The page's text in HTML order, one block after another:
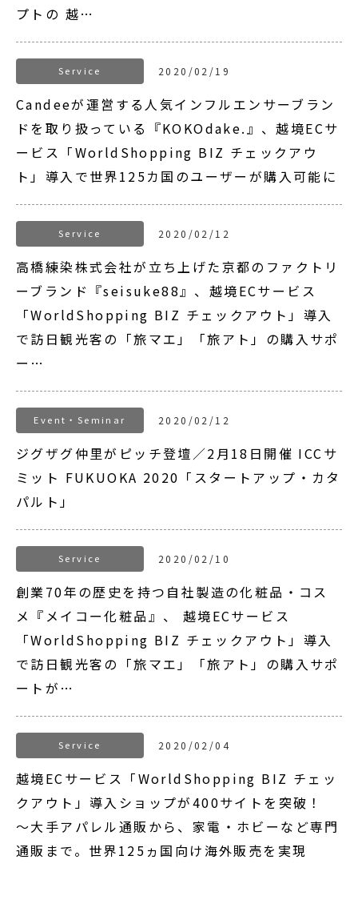
プトの 越…
Service 2020/02/19
Candeeが運営する人気インフルエンサーブラン
ドを取り扱っている『KOKOdake.』、越境ECサ
ービス「WorldShopping BIZ チェックアウ
ト」導入で世界125カ国のユーザーが購入可能に
Service 2020/02/12
高橋練染株式会社が立ち上げた京都のファクトリ
ーブランド『seisuke88』、越境ECサービス
「WorldShopping BIZ チェックアウト」導入
で訪日観光客の「旅マエ」「旅アト」の購入サポ
ー…
Event・Seminar 2020/02/12
ジグザグ仲里がピッチ登壇／2月18日開催 ICCサ
ミット FUKUOKA 2020「スタートアップ・カタ
パルト」
Service 2020/02/10
創業70年の歴史を持つ自社製造の化粧品・コス
メ『メイコー化粧品』、 越境ECサービス
「WorldShopping BIZ チェックアウト」導入
で訪日観光客の「旅マエ」「旅アト」の購入サポ
ートが…
Service 2020/02/04
越境ECサービス「WorldShopping BIZ チェッ
クアウト」導入ショップが400サイトを突破！
～大手アパレル通販から、家電・ホビーなど専門
通販まで。世界125ヵ国向け海外販売を実現